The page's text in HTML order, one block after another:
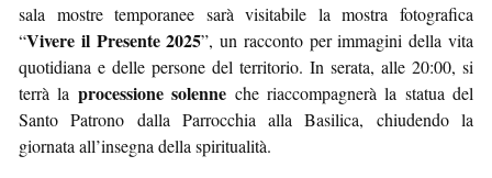
sala mostre temporanee sarà visitabile la mostra fotografica
“Vivere il Presente 2025”, un racconto per immagini della vita
quotidiana e delle persone del territorio. In serata, alle 20:00, si
terrà la processione solenne che riaccompagnerà la statua del
Santo Patrono dalla Parrocchia alla Basilica, chiudendo la
giornata all’insegna della spiritualità.